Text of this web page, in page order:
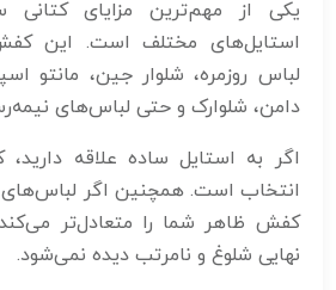
یکی از مهم‌ترین مزایای کتانی
استایل‌های مختلف است. این
لباس روزمره، شلوار جین، مانتو
دامن، شلوارک و حتی لباس‌های
اگر به استایل ساده علاقه
انتخاب است. همچنین اگر لباس‌های
کفش ظاهر شما را متعادل‌تر
نهایی شلوغ و نامرتب دیده نمی‌شود.